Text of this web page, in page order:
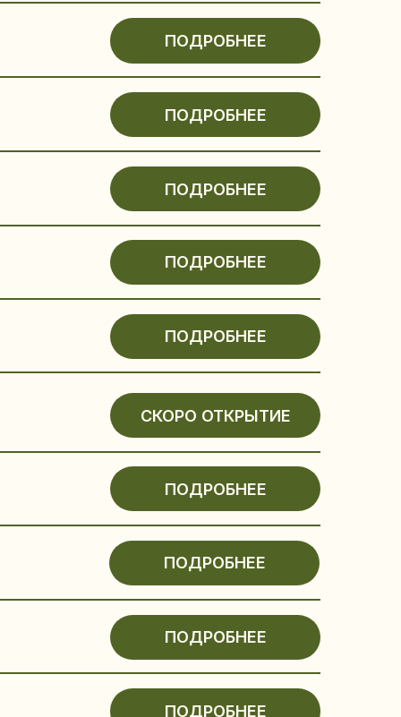
ПОДРОБНЕЕ
ПОДРОБНЕЕ
ПОДРОБНЕЕ
ПОДРОБНЕЕ
ПОДРОБНЕЕ
ПОДРОБНЕЕ
ПОДРОБНЕЕ
СКОРО ОТКРЫТИЕ
ПОДРОБНЕЕ